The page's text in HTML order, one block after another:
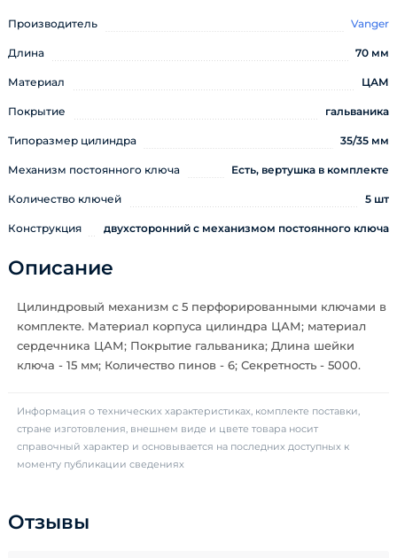
Производитель Vanger
Длина 70 мм
Материал ЦАМ
Покрытие гальваника
Типоразмер цилиндра 35/35 мм
Механизм постоянного ключа Есть, вертушка в комплекте
Количество ключей 5 шт
Конструкция двухсторонний с механизмом постоянного ключа
Описание
Цилиндровый механизм с 5 перфорированными ключами в
комплекте. Материал корпуса цилиндра ЦАМ; материал
сердечника ЦАМ; Покрытие гальваника; Длина шейки
ключа - 15 мм; Количество пинов - 6; Секретность - 5000.
Информация о технических характеристиках, комплекте поставки,
стране изготовления, внешнем виде и цвете товара носит
справочный характер и основывается на последних доступных к
моменту публикации сведениях
Отзывы